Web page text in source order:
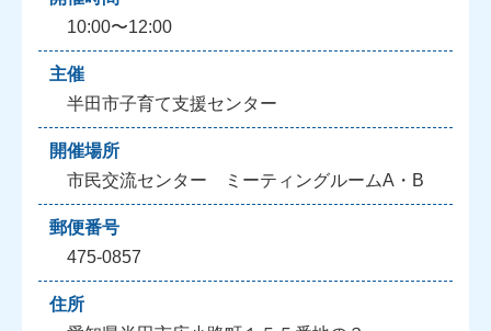
10:00〜12:00
主催
半田市子育て支援センター
開催場所
市民交流センター ミーティングルームA・B
郵便番号
475-0857
住所